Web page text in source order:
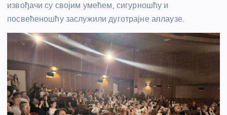
извођачи су својим умећем, сигурношћу и
посвећеношћу заслужили дуготрајне аплаузе.